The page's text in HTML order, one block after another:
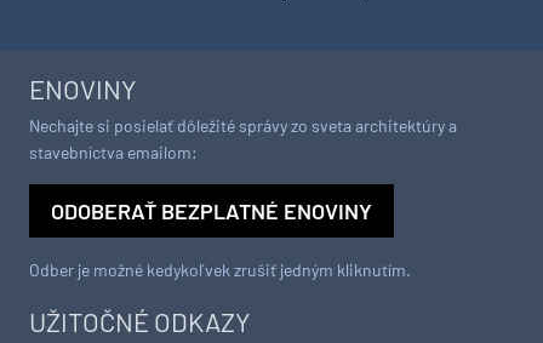
UŽITOČNÉ ODKAZY
ENOVINY
Nechajte si posielať dôležité správy zo sveta architektúry a
stavebníctva emailom:
ODOBERAŤ BEZPLATNÉ ENOVINY
Odber je možné kedykoľvek zrušiť jedným kliknutím.